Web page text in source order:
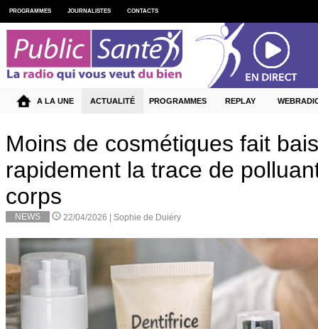
Moins de cosmétiques fait
rapidement la trace de
corps
NEWS 22/04/2026 | Sophie de Duiéry
PROGRAMMES JOURNALISTES CONTACTS
A LA UNE ACTUALITÉ PROGRAMMES REPLAY